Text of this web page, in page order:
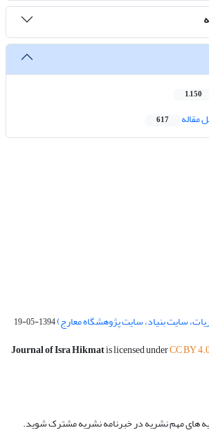
1,150
مقاله 617
سایت بنیاد، سایت پژوهشگاه معارج)1394-05-19
Journal of Isra Hikmatis licensed underCC BY
های مهم نشریه در خبرنامه نشریه مشترک شوید.